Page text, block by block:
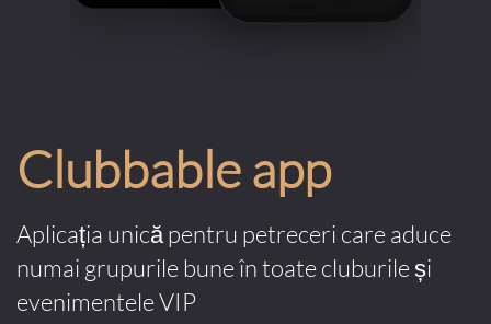
Clubbable app
Aplicația unică pentru petreceri care aduce
numai grupurile bune în toate cluburile și
evenimentele VIP